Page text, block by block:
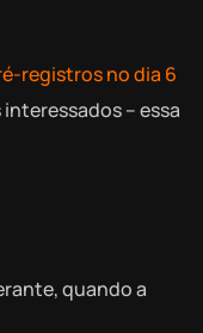
registros no dia 6
– essa
quando a